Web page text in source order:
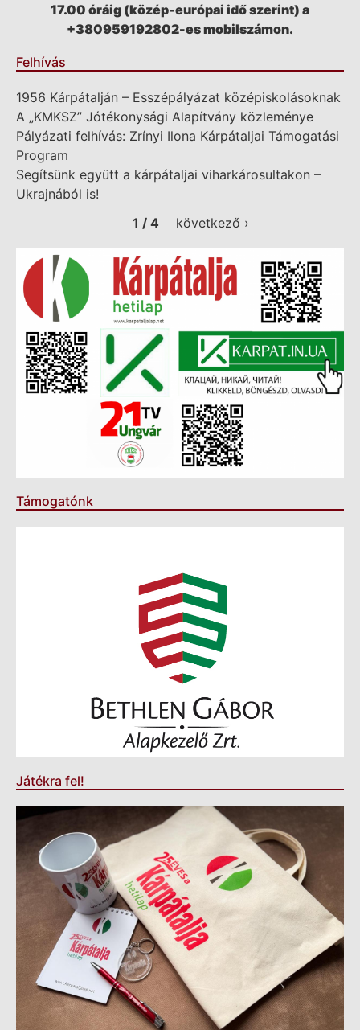
17.00 óráig (közép-európai idő szerint) a
+380959192802-es mobilszámon.
Felhívás
1956 Kárpátalján – Esszépályázat középiskolásoknak
A „KMKSZ” Jótékonysági Alapítvány közleménye
Pályázati felhívás: Zrínyi Ilona Kárpátaljai Támogatási
Program
Segítsünk együtt a kárpátaljai viharkárosultakon –
Ukrajnából is!
1 / 4
következő ›
Támogatónk
Játékra fel!